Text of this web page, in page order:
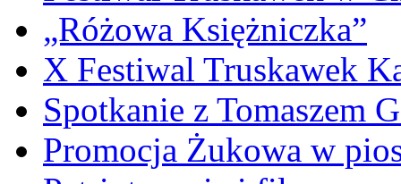
„Różowa Księżniczka”
X Festiwal Truskawek
Spotkanie z Tomaszem
Promocja Żukowa w